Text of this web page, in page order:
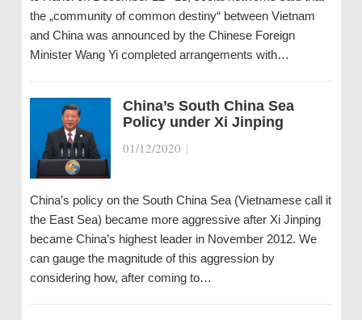
the „community of common destiny“ between Vietnam
and China was announced by the Chinese Foreign
Minister Wang Yi completed arrangements with…
China’s South China Sea
Policy under Xi Jinping
01/12/2020 |
China’s policy on the South China Sea (Vietnamese call it
the East Sea) became more aggressive after Xi Jinping
became China’s highest leader in November 2012. We
can gauge the magnitude of this aggression by
considering how, after coming to…